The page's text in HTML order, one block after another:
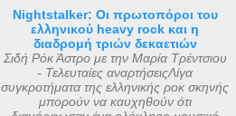
Nightstalker: Οι πρωτοπόροι του
ελληνικού heavy rock και η
διαδρομή τριών δεκαετιών
Σιδή Ρόκ Άστρο με την Μαρία Τρέντσιου
- Τελευταίες αναρτήσειςΛίγα
συγκροτήματα της ελληνικής ροκ σκηνής
μπορούν να καυχηθούν ότι